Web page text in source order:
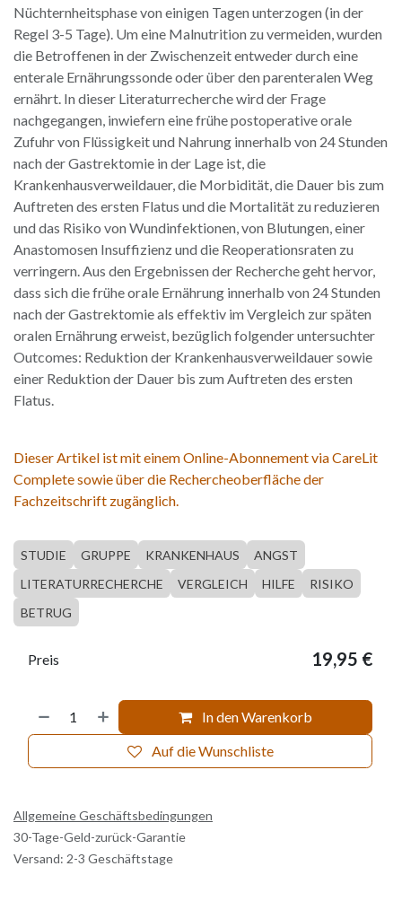
Nüchternheitsphase von einigen Tagen unterzogen (in der
Regel 3-5 Tage). Um eine Malnutrition zu vermeiden, wurden
die Betroffenen in der Zwischenzeit entweder durch eine
enterale Ernährungssonde oder über den parenteralen Weg
ernährt. In dieser Literaturrecherche wird der Frage
nachgegangen, inwiefern eine frühe postoperative orale
Zufuhr von Flüssigkeit und Nahrung innerhalb von 24 Stunden
nach der Gastrektomie in der Lage ist, die
Krankenhausverweildauer, die Morbidität, die Dauer bis zum
Auftreten des ersten Flatus und die Mortalität zu reduzieren
und das Risiko von Wundinfektionen, von Blutungen, einer
Anastomosen Insuffizienz und die Reoperationsraten zu
verringern. Aus den Ergebnissen der Recherche geht hervor,
dass sich die frühe orale Ernährung innerhalb von 24 Stunden
nach der Gastrektomie als effektiv im Vergleich zur späten
oralen Ernährung erweist, bezüglich folgender untersuchter
Outcomes: Reduktion der Krankenhausverweildauer sowie
einer Reduktion der Dauer bis zum Auftreten des ersten
Flatus.
Dieser Artikel ist mit einem Online-Abonnement via CareLit
Complete sowie über die Rechercheoberfläche der
Fachzeitschrift zugänglich.
STUDIE GRUPPE KRANKENHAUS
ANGST
LITERATURRECHERCHE
VERGLEICH HILFE
RISIKO
BETRUG
In den Warenkorb
Auf die Wunschliste
Preis 19,95 €
Allgemeine Geschäftsbedingungen
30-Tage-Geld-zurück-Garantie
Versand: 2-3 Geschäftstage